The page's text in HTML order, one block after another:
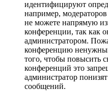
идентифицируют
например,
не можете напрямую
конференции, так как
администратором.
конференцию
того, чтобы повысить
конференций это
администратор
сообщений.